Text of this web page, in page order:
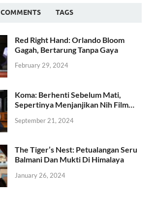
COMMENTS TAGS
Red Right Hand: Orlando Bloom
Gagah, Bertarung Tanpa Gaya
February 29, 2024
Koma: Berhenti Sebelum Mati,
Sepertinya Menjanjikan Nih Film…
September 21, 2024
The Tiger’s Nest: Petualangan Seru
Balmani Dan Mukti Di Himalaya
January 26, 2024